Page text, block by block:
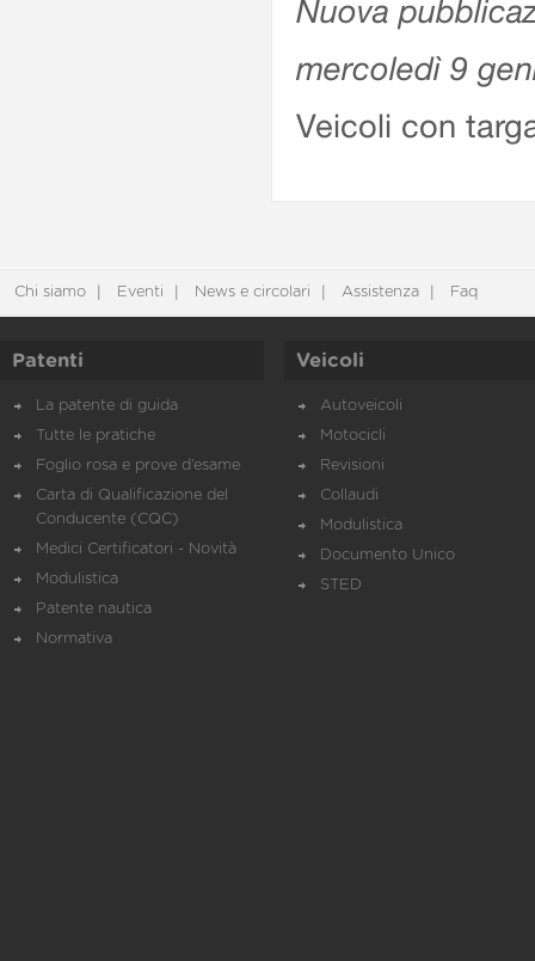
Nuova
mercoledì 9
Veicoli con
Chi siamo Eventi News e circolari Assistenza Faq
Patenti
La patente di guida
Tutte le pratiche
Foglio rosa e prove d’esame
Carta di Qualificazione del
Conducente (CQC)
Medici Certificatori - Novità
Modulistica
Patente nautica
Normativa
Veicoli
Autoveicoli
Motocicli
Revisioni
Collaudi
Modulistica
Documento Unico
STED